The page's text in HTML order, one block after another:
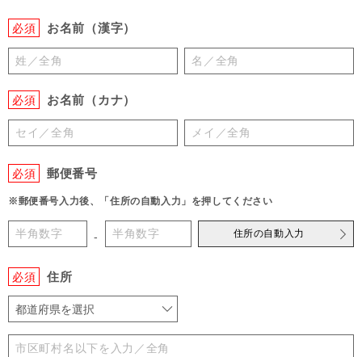
必須 お名前（漢字）
必須 お名前（カナ）
必須 郵便番号
※郵便番号入力後、「住所の自動入力」を押してください
- 住所の自動入力
必須 住所
都道府県を選択